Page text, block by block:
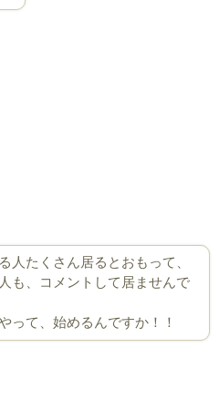
人たくさん居るとおもって、
も、コメントして居ませんで
って、始めるんですか！！